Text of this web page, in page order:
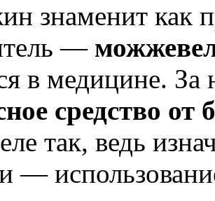
знаменит как
—
в медицине. За
средство от
так, ведь
—